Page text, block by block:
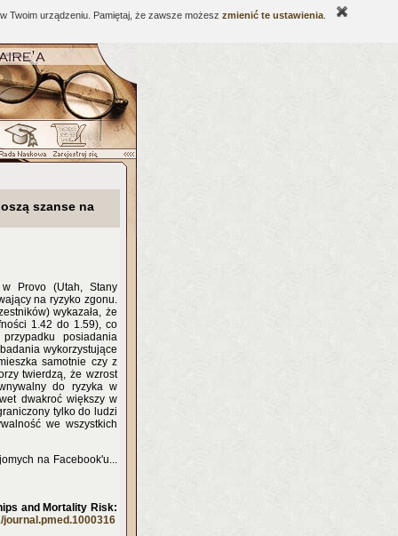
Twoim urządzeniu. Pamiętaj, że zawsze możesz zmienić te ustawienia
szanse na
Provo (Utah, Stany
na ryzyko zgonu.
wykazała, że
1.42 do 1.59), co
posiadania
wykorzystujące
samotnie czy z
twierdzą, że wzrost
do ryzyka w
dwakroć większy w
tylko do ludzi
we wszystkich
na Facebook'u...
and Mortality Risk:
journal.pmed.1000316